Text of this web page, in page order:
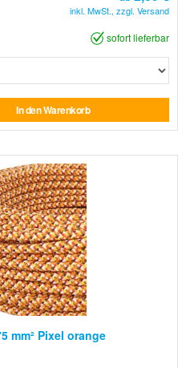
inkl. MwSt., zzgl. Versand
sofort lieferbar
In den Warenkorb
mm² Pixel orange